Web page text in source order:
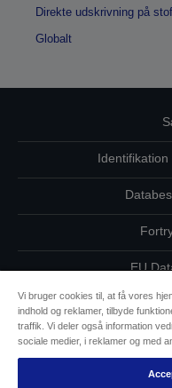
Direkte udskrivning på stof
Globalt
EU
Kontakt os
Epsons
Vi bruger cookies til, at få vores
indhold og reklamer, tilbyde
traffik. Vi deler også information
sociale medier, i reklamer og med